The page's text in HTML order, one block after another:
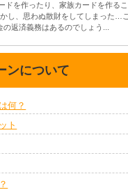
ドを作ったり、家族カードを作る
し、思わぬ散財をしてしまった…
返済義務はあるのでしょう...
ンについて
何？
ト